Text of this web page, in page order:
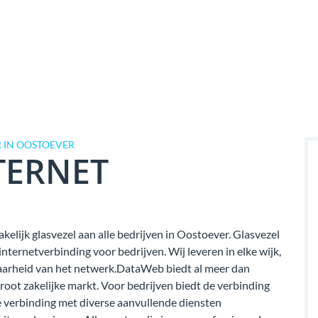
OOSTOEVER
glasvezel aan alle bedrijven in Oostoever. Glasvezel
voor bedrijven. Wij leveren in elke wijk,
van het netwerk.DataWeb biedt al meer dan
zakelijke markt. Voor bedrijven biedt de verbinding
met diverse aanvullende diensten